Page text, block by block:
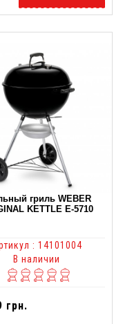
гриль WEBER
KETTLE Е-5710
: 14101004
В наличии
грн.